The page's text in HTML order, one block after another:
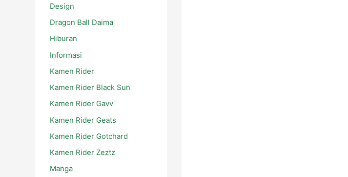
Design
Dragon Ball Daima
Hiburan
Informasi
Kamen Rider
Kamen Rider Black Sun
Kamen Rider Gavv
Kamen Rider Geats
Kamen Rider Gotchard
Kamen Rider Zeztz
Manga